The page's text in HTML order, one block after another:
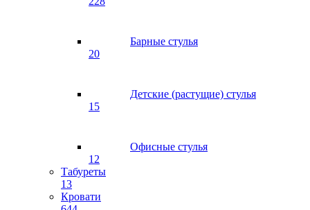
Барные стулья
20
Детские (растущие) стулья
15
Офисные стулья
12
Табуреты
13
Кровати